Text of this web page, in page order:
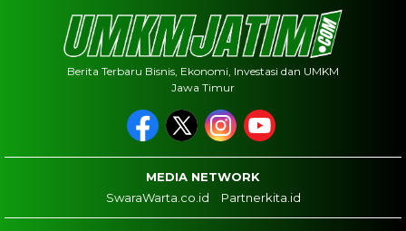
Berita Terbaru Bisnis, Ekonomi, Investasi dan UMKM
Jawa Timur
MEDIA NETWORK
SwaraWarta.co.id
Partnerkita.id